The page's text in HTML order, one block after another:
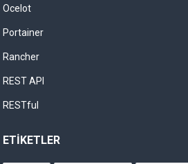
Ocelot
Portainer
Rancher
REST API
RESTful
ETIKETLER